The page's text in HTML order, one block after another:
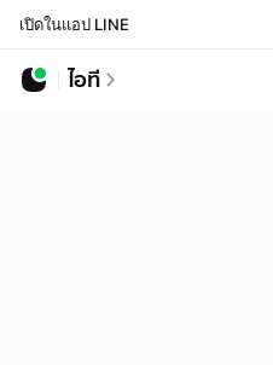
เปิดในแอป LINE
ไอที